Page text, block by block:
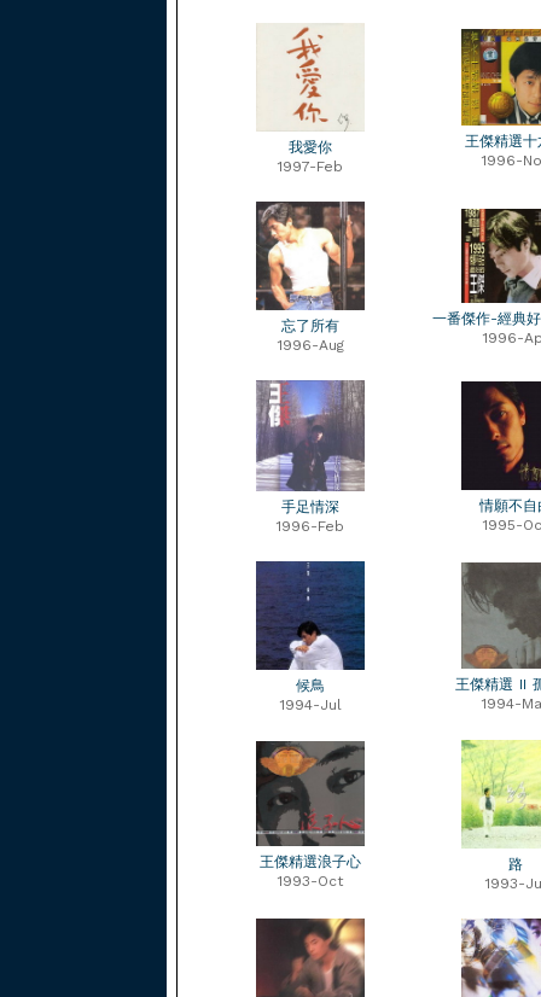
我愛你
1997-Feb
王傑精選十
1996-
忘了所有
1996-Aug
一番傑作-經典
1996-
手足情深
1996-Feb
情願不自
1995-
候鳥
1994-Jul
王傑精選 II
1994-
王傑精選浪子心
1993-Oct
路
1993-